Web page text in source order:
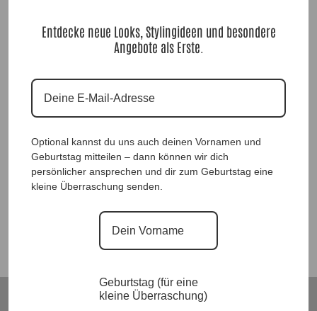
Spitzenkleid Purple |Gr. UNI 36-38|, Anr.: 876
69,90€
Suchen
Entdecke neue Looks, Stylingideen und besondere
Angebote als Erste.
Optional kannst du uns auch deinen Vornamen und
Geburtstag mitteilen – dann können wir dich
persönlicher ansprechen und dir zum Geburtstag eine
kleine Überraschung senden.
Geburtstag (für eine
kleine Überraschung)